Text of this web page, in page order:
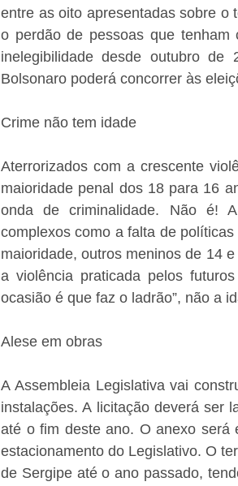
entre as oito apresentadas sobre o
o perdão de pessoas que
inelegibilidade desde outubro
Bolsonaro poderá concorrer às
Crime não tem idade
Aterrorizados com a crescente
maioridade penal dos 18 para 16
onda de criminalidade. Não é!
complexos como a falta de
maioridade, outros meninos de 14
a violência praticada pelos
ocasião é que faz o ladrão”, não a
Alese em obras
A Assembleia Legislativa vai
instalações. A licitação deverá ser
até o fim deste ano. O anexo será
estacionamento do Legislativo. O
de Sergipe até o ano passado,